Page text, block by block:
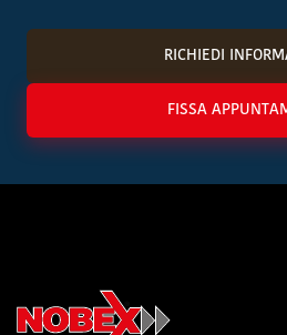
RICHIEDI
FISSA